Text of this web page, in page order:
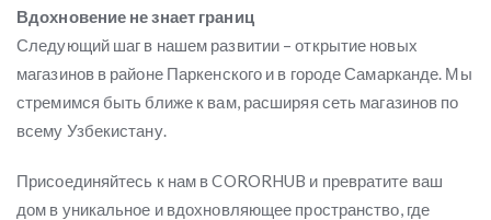
Вдохновение не знает границ
Следующий шаг в нашем развитии – открытие новых
магазинов в районе Паркенского и в городе Самарканде. Мы
стремимся быть ближе к вам, расширяя сеть магазинов по
всему Узбекистану.
Присоединяйтесь к нам в CORORHUB и превратите ваш
дом в уникальное и вдохновляющее пространство, где